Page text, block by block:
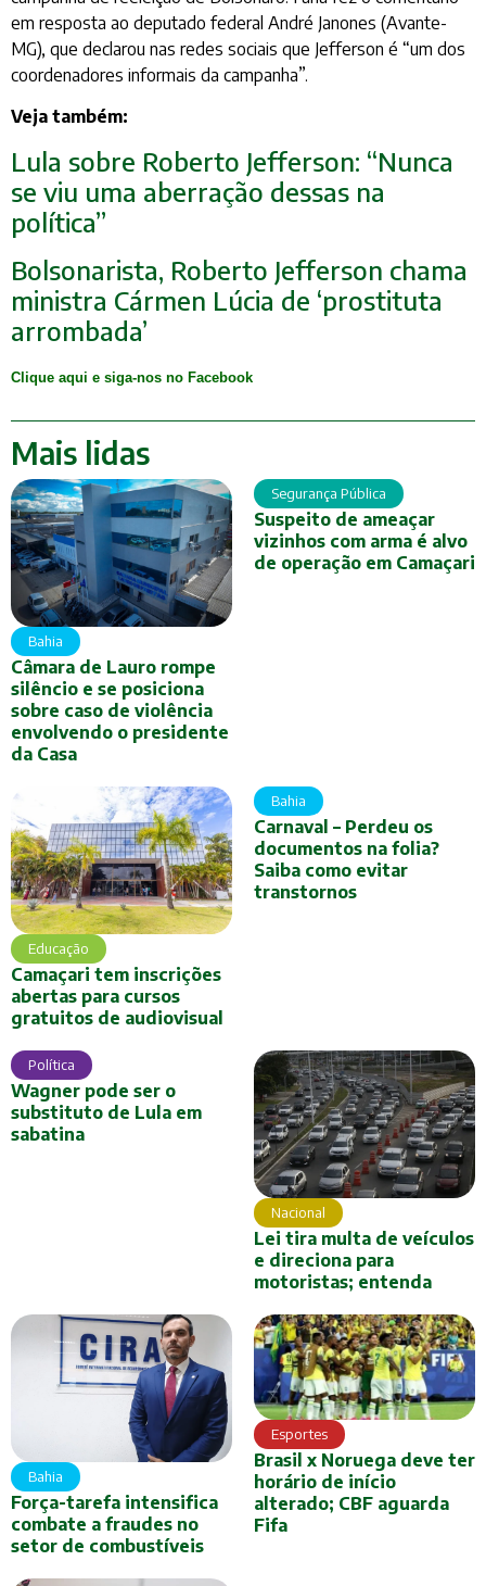
em resposta ao deputado federal André Janones (Avante-
MG), que declarou nas redes sociais que Jefferson é “um dos
coordenadores informais da campanha”.
Veja também:
Lula sobre Roberto Jefferson: “Nunca
se viu uma aberração dessas na
política”
Bolsonarista, Roberto Jefferson chama
ministra Cármen Lúcia de ‘prostituta
arrombada’
Clique aqui e siga-nos no Facebook
Mais lidas
Bahia
Câmara de Lauro rompe
silêncio e se posiciona
sobre caso de violência
envolvendo o presidente
da Casa
Segurança Pública
Suspeito de ameaçar
vizinhos com arma é alvo
de operação em Camaçari
Educação
Camaçari tem inscrições
abertas para cursos
gratuitos de audiovisual
Bahia
Carnaval – Perdeu os
documentos na folia?
Saiba como evitar
transtornos
Política
Wagner pode ser o
substituto de Lula em
sabatina
Nacional
Lei tira multa de veículos
e direciona para
motoristas; entenda
Bahia
Força-tarefa intensifica
combate a fraudes no
setor de combustíveis
Esportes
Brasil x Noruega deve ter
horário de início
alterado; CBF aguarda
Fifa